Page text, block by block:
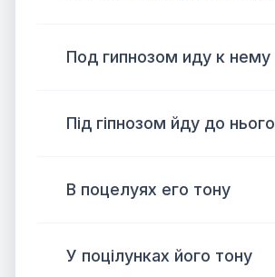
Под гипнозом иду к нему
Під гіпнозом йду до нього
В поцелуях его тону
У поцілунках його тону